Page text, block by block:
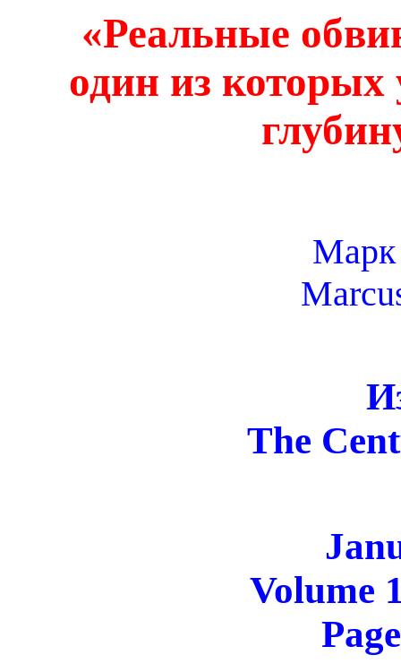
«Реальные
один из
Марк
The
Volume